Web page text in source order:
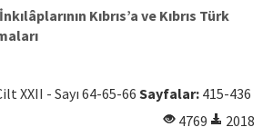
Kıbrıs’a ve Kıbrıs Türk
XXII - Sayı 64-65-66 Sayfalar: 415-436
4769
2018